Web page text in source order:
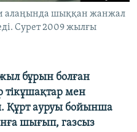
алаңында шыққан жанжал
Сурет 2009 жылғы
бұрын болған
тікұшақтар мен
Құрт ауруы бойынша
шығып, газсыз